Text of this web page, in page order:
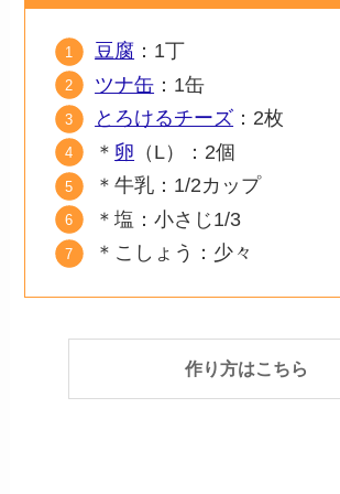
豆腐 ：1丁
ツナ缶 ：1缶
とろけるチーズ ：2枚
＊ 卵 （L）：2個
＊牛乳：1/2カップ
＊塩：小さじ1/3
＊こしょう：少々
作り方はこちら